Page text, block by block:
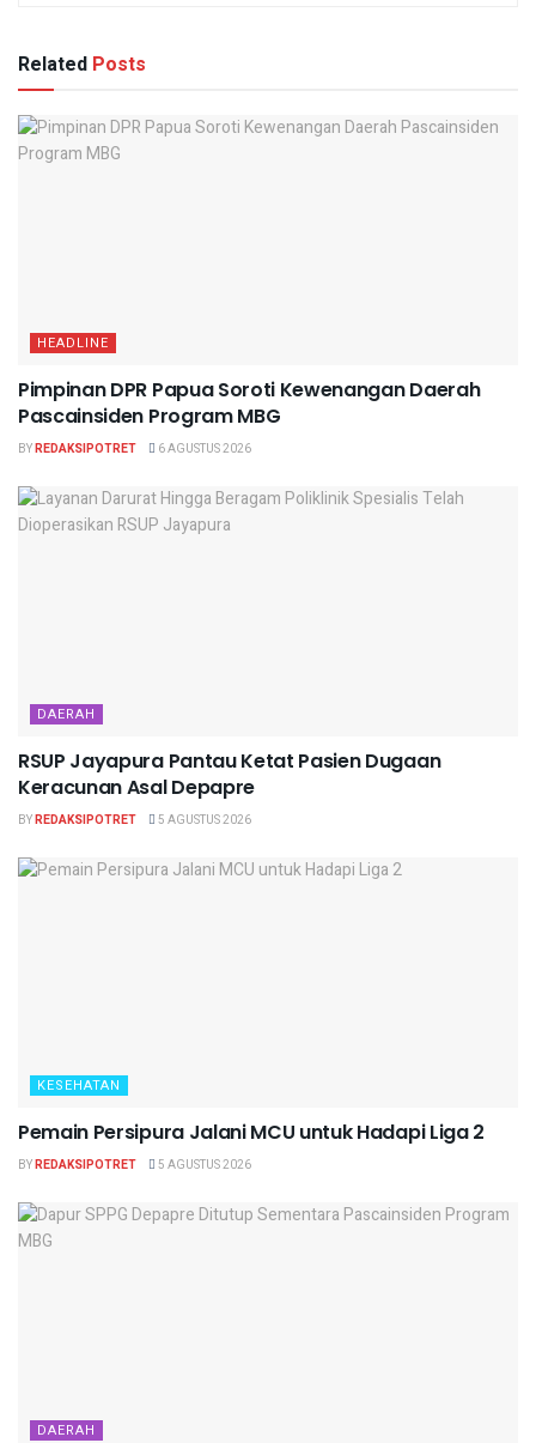
Related Posts
HEADLINE
Pimpinan DPR Papua Soroti Kewenangan Daerah
Pascainsiden Program MBG
BYREDAKSIPOTRET 6 AGUSTUS 2026
DAERAH
RSUP Jayapura Pantau Ketat Pasien Dugaan
Keracunan Asal Depapre
BYREDAKSIPOTRET 5 AGUSTUS 2026
KESEHATAN
Pemain Persipura Jalani MCU untuk Hadapi Liga 2
BYREDAKSIPOTRET 5 AGUSTUS 2026
DAERAH